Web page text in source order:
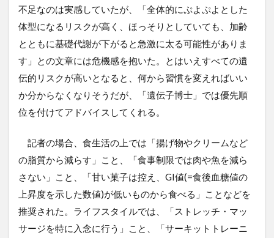
不足なのは実感していたが、「全体的にぷよぷよとした
体型になるリスクが高く、ほっそりとしていても、加齢
とともに基礎代謝が下がると急激に太る可能性がありま
す」との文章には危機感を抱いた。とはいえすべての遺
伝的リスクが高いとなると、何から習慣を変えればいい
か分からなくなりそうだが、「遺伝子博士」では優先順
位を付けてアドバイスしてくれる。
記者の場合、食生活の上では「揚げ物やクリームなど
の脂質から減らす」こと、「食事制限では肉や魚を減ら
さない」こと、「甘い菓子は控え、GI値(=食後血糖値の
上昇度を示した数値)が低いものから食べる」ことなどを
推奨された。ライフスタイルでは、「ストレッチ・マッ
サージを特に入念に行う」こと、「サーキットトレーニ